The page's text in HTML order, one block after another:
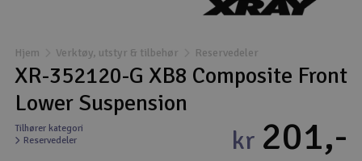
Droner
Droner for FPV
Fly
Hjem Verktøy, utstyr & tilbehør Reservedeler
XR-352120-G XB8 Composite Front
Lower Suspension
Tilhører kategori
Reservedeler
kr 201,-